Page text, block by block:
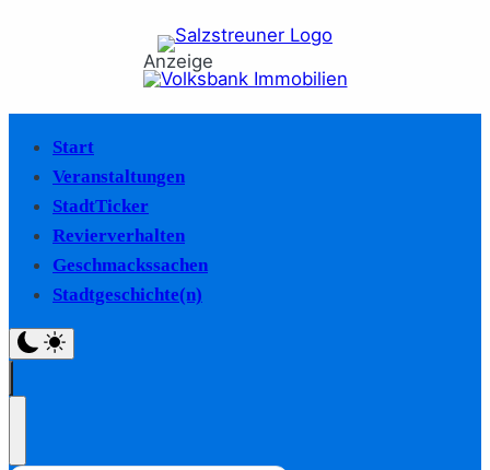
Anzeige
Start
Veranstaltungen
StadtTicker
Revierverhalten
Geschmackssachen
Stadtgeschichte(n)